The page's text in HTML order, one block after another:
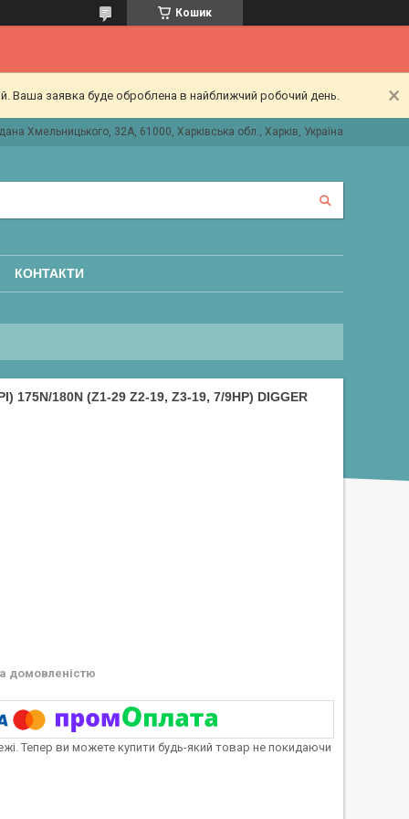
Кошик
Ваша заявка буде оброблена в найближчий робочий день.
Хмельницького, 32А, 61000, Харківська обл., Харків, Україна
КОНТАКТИ
180N (Z1-29 Z2-19, Z3-19, 7/9HP) DIGGER
домовленістю
Тепер ви можете купити будь-який товар не покидаючи